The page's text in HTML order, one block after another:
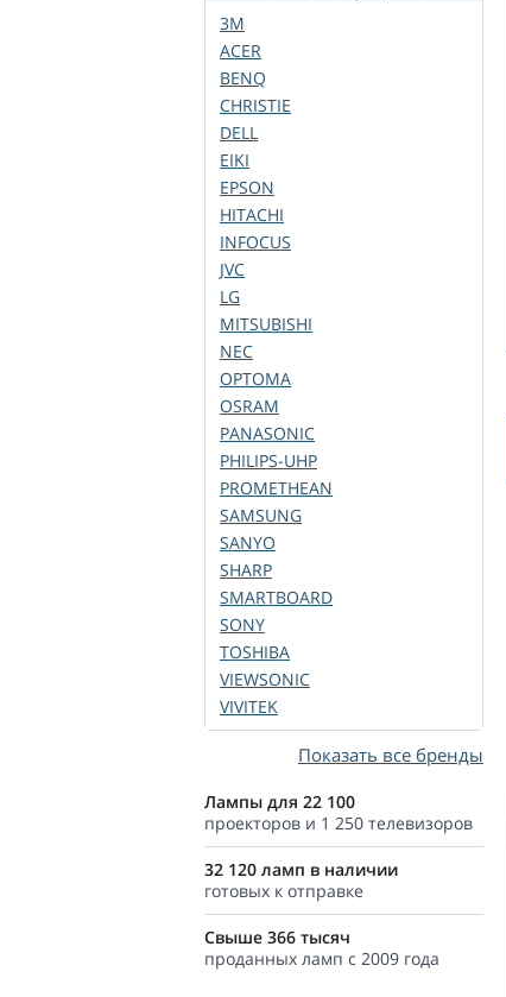
3M
ACER
BENQ
CHRISTIE
DELL
EIKI
EPSON
HITACHI
INFOCUS
JVC
LG
MITSUBISHI
NEC
OPTOMA
OSRAM
PANASONIC
PHILIPS-UHP
PROMETHEAN
SAMSUNG
SANYO
SHARP
SMARTBOARD
SONY
TOSHIBA
VIEWSONIC
VIVITEK
Показать все бренды
Лампы для 22 100
проекторов и 1 250 телевизоров
32 120 ламп в наличии
готовых к отправке
Свыше 366 тысяч
проданных ламп с 2009 года